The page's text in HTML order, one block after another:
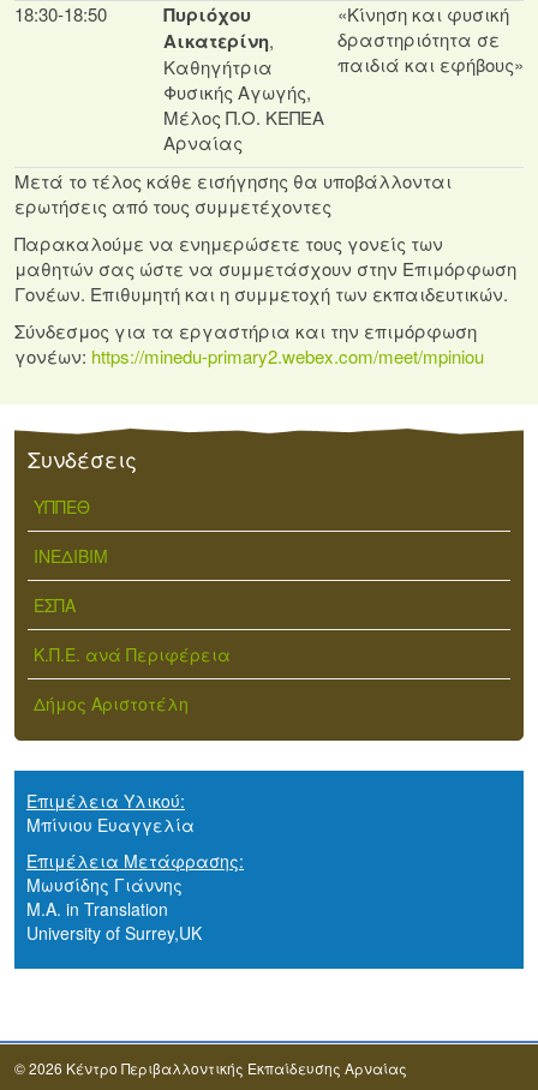
18:30-18:50
Πυριόχου
Αικατερίνη,
Καθηγήτρια
Φυσικής Αγωγής,
Μέλος Π.Ο. ΚΕΠΕΑ
Αρναίας
«Κίνηση και φυσική
δραστηριότητα σε
παιδιά και εφήβους»
Μετά το τέλος κάθε εισήγησης θα υποβάλλονται
ερωτήσεις από τους συμμετέχοντες
Παρακαλούμε να ενημερώσετε τους γονείς των
μαθητών σας ώστε να συμμετάσχουν στην Επιμόρφωση
Γονέων. Επιθυμητή και η συμμετοχή των εκπαιδευτικών.
Σύνδεσμος για τα εργαστήρια και την επιμόρφωση
γονέων: https://minedu-primary2.webex.com/meet/mpiniou
Συνδέσεις
ΥΠΠΕΘ
ΙΝΕΔΙΒΙΜ
ΕΣΠΑ
Κ.Π.Ε. ανά Περιφέρεια
Δήμος Αριστοτέλη
Επιμέλεια Υλικού:
Μπίνιου Ευαγγελία
Επιμέλεια Μετάφρασης:
Μωυσίδης Γιάννης
M.A. in Translation
University of Surrey,UK
© 2026 Κέντρο Περιβαλλοντικής Εκπαίδευσης Αρναίας